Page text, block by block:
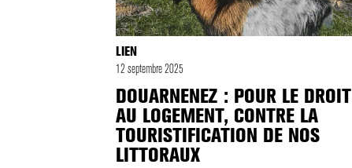
LIEN
12 septembre 2025
DOUARNENEZ : POUR LE DROIT
AU LOGEMENT, CONTRE LA
TOURISTIFICATION DE NOS
LITTORAUX